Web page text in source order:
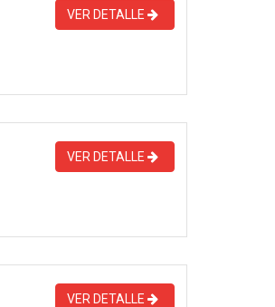
VER DETALLE
VER DETALLE
VER DETALLE